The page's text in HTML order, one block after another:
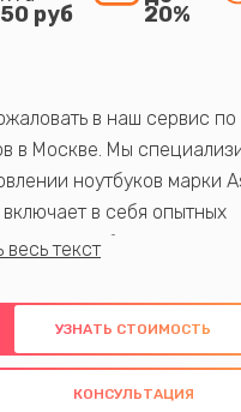
руб 20%
в наш сервис по
в Москве. Мы
ноутбуков марки
в себя опытных
с обширными
быстрый и
оригинальных
качество всех
работ. Наша цель -
УЗНАТЬ СТОИМОСТЬ
КОНСУЛЬТАЦИЯ